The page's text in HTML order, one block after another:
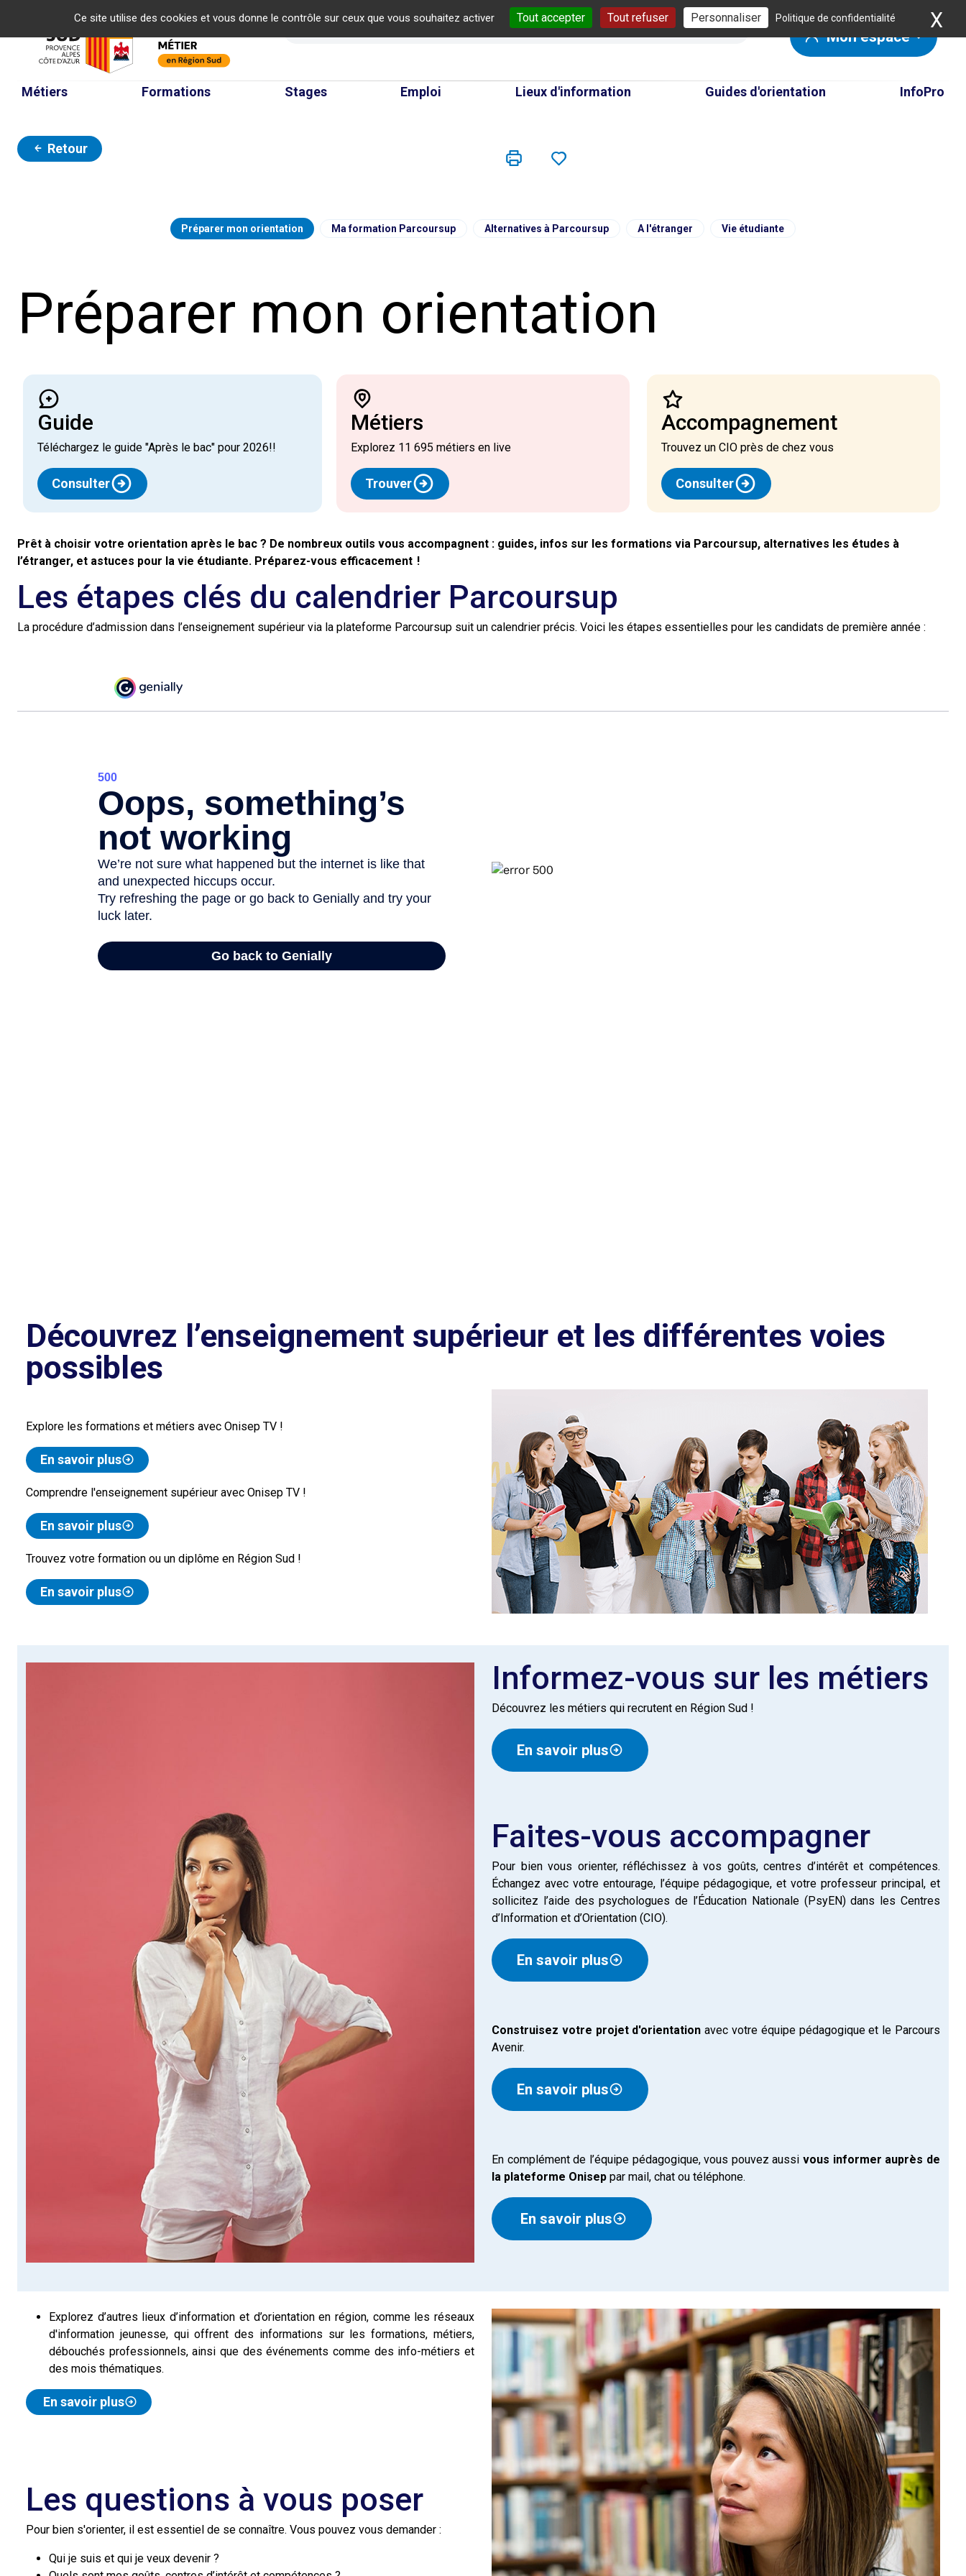
Ce site utilise des cookies et vous donne le contrôle sur ceux que vous souhaitez activer Tout accepter Tout refuser Personnaliser Politique de confidentialité X
Mon espace
Métiers Formations Stages Emploi Lieux d'information Guides d'orientation InfoPro
Retour
Préparer mon orientation Ma formation Parcoursup Alternatives à Parcoursup A l'étranger Vie étudiante
Préparer mon orientation
guide
Téléchargez le guide "Après le bac" pour 2026!!
Consulter
métiers
Explorez 11 695 métiers en live
Trouver
accompagnement
Trouvez un CIO près de chez vous
Consulter
Prêt à choisir votre orientation après le bac ? De nombreux outils vous accompagnent : guides, infos sur les formations via Parcoursup, alternatives les études à
l’étranger, et astuces pour la vie étudiante. Préparez-vous efficacement !
Les étapes clés du calendrier Parcoursup
La procédure d’admission dans l’enseignement supérieur via la plateforme Parcoursup suit un calendrier précis. Voici les étapes essentielles pour les candidats de première année :
Découvrez l’enseignement supérieur et les différentes voies
possibles
Explore les formations et métiers avec Onisep TV !
En savoir plus
Comprendre l'enseignement supérieur avec Onisep TV !
En savoir plus
Trouvez votre formation ou un diplôme en Région Sud !
En savoir plus
Informez-vous sur les métiers
Découvrez les métiers qui recrutent en Région Sud !
En savoir plus
Faites-vous accompagner
Pour bien vous orienter, réfléchissez à vos goûts, centres d’intérêt et compétences.
Échangez avec votre entourage, l’équipe pédagogique, et votre professeur principal, et
sollicitez l’aide des psychologues de l’Éducation Nationale (PsyEN) dans les Centres
d’Information et d’Orientation (CIO).
En savoir plus
Construisez votre projet d'orientation avec votre équipe pédagogique et le Parcours
Avenir.
En savoir plus
En complément de l’équipe pédagogique, vous pouvez aussivous informer auprès de
la plateforme Onisep par mail, chat ou téléphone.
En savoir plus
Explorez d’autres lieux d’information et d’orientation en région, comme les réseaux
d'information jeunesse, qui offrent des informations sur les formations, métiers,
débouchés professionnels, ainsi que des événements comme des info-métiers et
des mois thématiques.
En savoir plus
Les questions à vous poser
Pour bien s'orienter, il est essentiel de se connaître. Vous pouvez vous demander :
Qui je suis et qui je veux devenir ?